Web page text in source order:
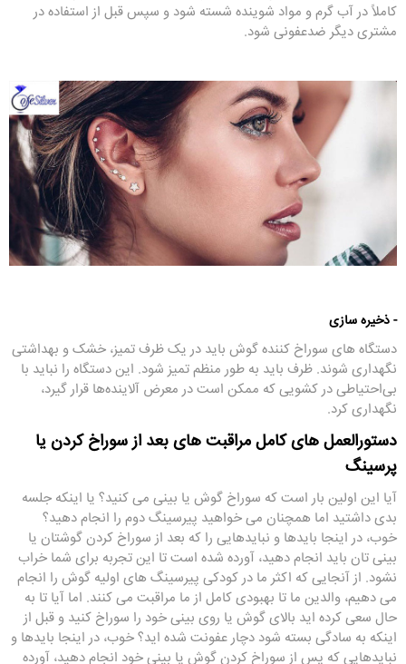
کاملاً در آب گرم و مواد شوینده شسته شود و سپس قبل از استفاده در
مشتری دیگر ضدعفونی شود.
- ذخیره سازی
دستگاه های سوراخ کننده گوش باید در یک ظرف تمیز، خشک و بهداشتی
نگهداری شوند. ظرف باید به طور منظم تمیز شود. این دستگاه را نباید با
بی‌احتیاطی در کشویی که ممکن است در معرض آلاینده‌ها قرار گیرد،
نگهداری کرد.
دستورالعمل های کامل مراقبت های بعد از سوراخ کردن یا
پرسینگ
آیا این اولین بار است که سوراخ گوش یا بینی می کنید؟ یا اینکه جلسه
بدی داشتید اما همچنان می خواهید پیرسینگ دوم را انجام دهید؟
خوب، در اینجا بایدها و نبایدهایی را که بعد از سوراخ کردن گوشتان یا
بینی تان باید انجام دهید، آورده شده است تا این تجربه برای شما خراب
نشود. از آنجایی که اکثر ما در کودکی پیرسینگ های اولیه گوش را انجام
می دهیم، والدین ما تا بهبودی کامل از ما مراقبت می کنند. اما آیا تا به
حال سعی کرده اید بالای گوش یا روی بینی خود را سوراخ کنید و قبل از
اینکه به سادگی بسته شود دچار عفونت شده اید؟ خوب، در اینجا بایدها و
نبایدهایی که پس از سوراخ کردن گوش یا بینی خود انجام دهید، آورده